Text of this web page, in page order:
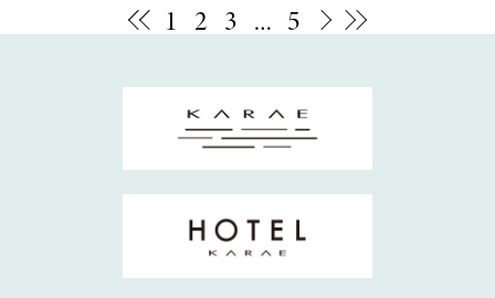
1 2 3 … 5